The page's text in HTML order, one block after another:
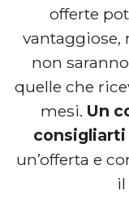
offerte
vantaggiose,
non
quelle che
mesi. Un
consigliarti
un’offerta e